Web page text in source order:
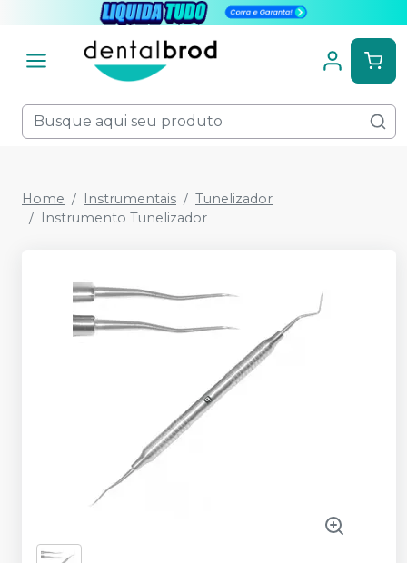
Home Instrumentais
Tunelizador
Instrumento Tunelizador